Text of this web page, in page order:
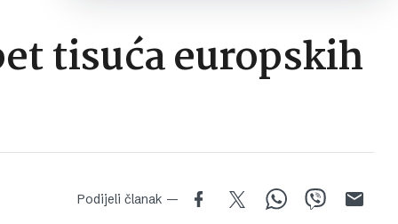
tisuća europskih
Podijeli članak —